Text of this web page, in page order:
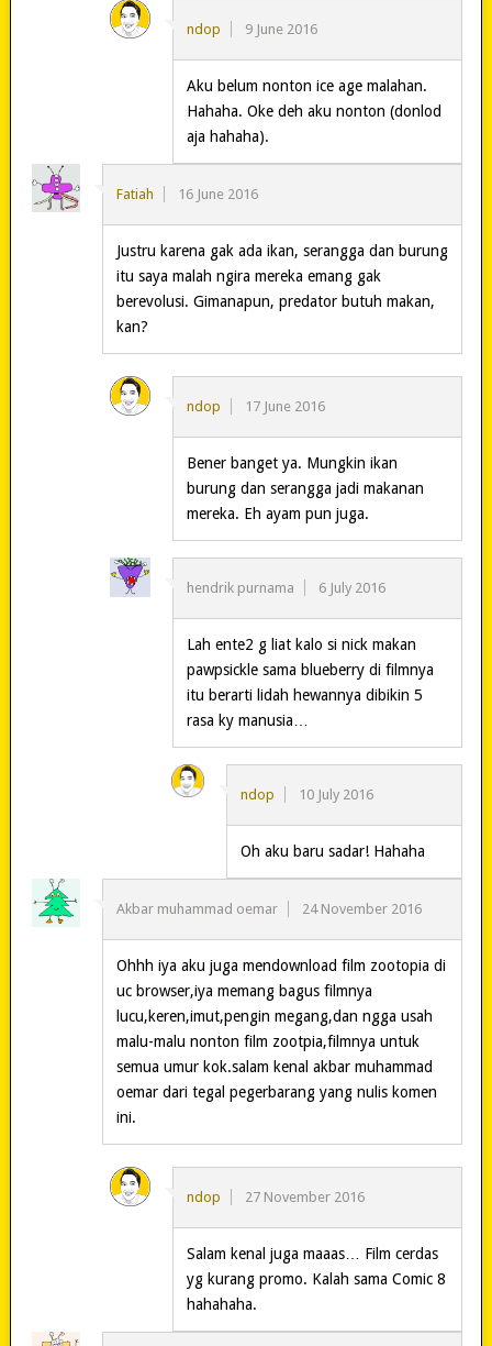
ndop 9 June 2016
Aku belum nonton ice age malahan.
Hahaha. Oke deh aku nonton (donlod
aja hahaha).
Fatiah 16 June 2016
Justru karena gak ada ikan, serangga dan burung
itu saya malah ngira mereka emang gak
berevolusi. Gimanapun, predator butuh makan,
kan?
ndop 17 June 2016
Bener banget ya. Mungkin ikan
burung dan serangga jadi makanan
mereka. Eh ayam pun juga.
hendrik purnama 6 July 2016
Lah ente2 g liat kalo si nick makan
pawpsickle sama blueberry di filmnya
itu berarti lidah hewannya dibikin 5
rasa ky manusia…
ndop 10 July 2016
Oh aku baru sadar! Hahaha
Akbar muhammad oemar 24 November 2016
Ohhh iya aku juga mendownload film zootopia di
uc browser,iya memang bagus filmnya
lucu,keren,imut,pengin megang,dan ngga usah
malu-malu nonton film zootpia,filmnya untuk
semua umur kok.salam kenal akbar muhammad
oemar dari tegal pegerbarang yang nulis komen
ini.
ndop 27 November 2016
Salam kenal juga maaas… Film cerdas
yg kurang promo. Kalah sama Comic 8
hahahaha.